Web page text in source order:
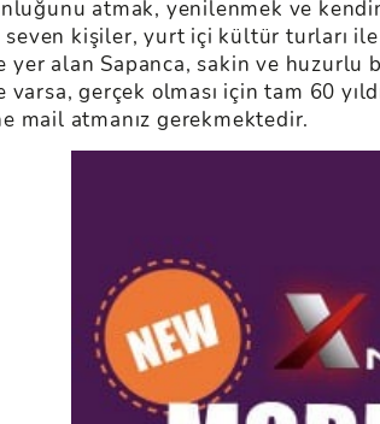
atmak, yenilenmek ve
seven kişiler, yurt içi kültür turları
yer alan Sapanca, sakin ve
gerçek olması için tam 60
mail atmanız gerekmektedir.